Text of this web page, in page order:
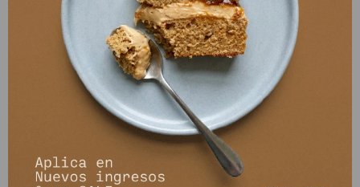
PRODUCTOS QUE TE PUEDEN INTERESAR